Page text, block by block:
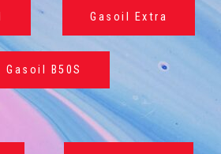
Gasoil Extra
Gasoil B50S